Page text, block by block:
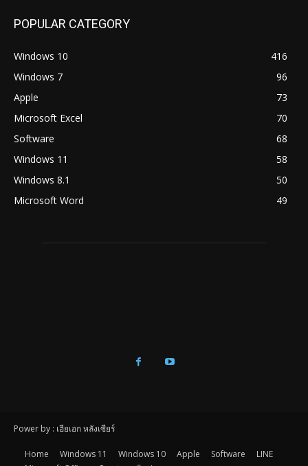
POPULAR CATEGORY
Windows 10
416
Windows 7
96
Apple
73
Microsoft Excel
70
Software
68
Windows 11
58
Windows 8.1
50
Microsoft Word
49
Power by : เฮียเอก หลังเซียร์
Home Windows 11 Windows 10 Apple Software
LINE